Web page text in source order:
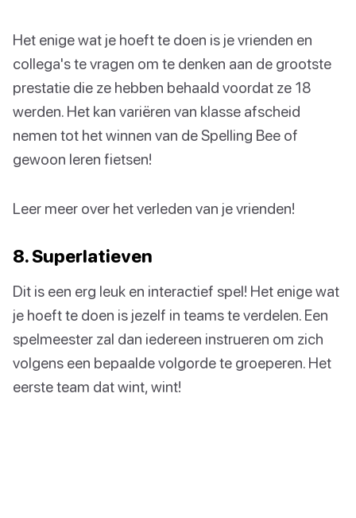
Het enige wat je hoeft te doen is je vrienden en
collega's te vragen om te denken aan de grootste
prestatie die ze hebben behaald voordat ze 18
werden. Het kan variëren van klasse afscheid
nemen tot het winnen van de Spelling Bee of
gewoon leren fietsen!
Leer meer over het verleden van je vrienden!
8. Superlatieven
Dit is een erg leuk en interactief spel! Het enige wat
je hoeft te doen is jezelf in teams te verdelen. Een
spelmeester zal dan iedereen instrueren om zich
volgens een bepaalde volgorde te groeperen. Het
eerste team dat wint, wint!